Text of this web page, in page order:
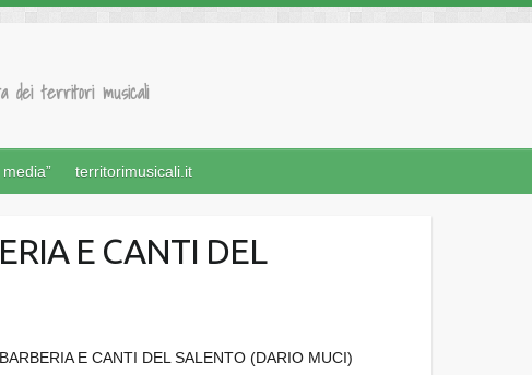
dei territori musicali
territorimusicali.it
E CANTI DEL